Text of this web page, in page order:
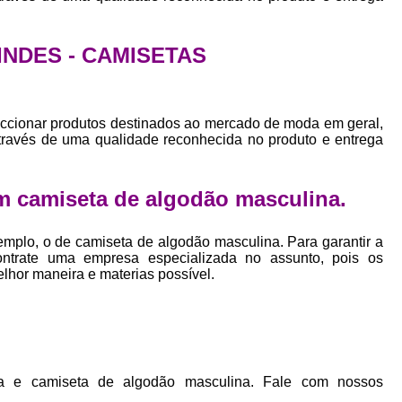
Empresa Private Label
Private
Private Label Roupas
Estamparia Digital de Camiseta
Estamparia Digital para Camisetas de
Estamparia em Camiseta de
Estamparia Digital de
- CAMISETAS
produtos destinados ao mercado de moda em geral,
de uma qualidade reconhecida no produto e entrega
camiseta de algodão masculina.
o de camiseta de algodão masculina. Para garantir a
uma empresa especializada no assunto, pois os
maneira e materias possível.
e camiseta de algodão masculina. Fale com nossos